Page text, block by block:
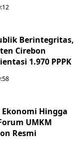
Berintegritas,
Cirebon
1.970 PPPK
Hingga
UMKM
Resmi